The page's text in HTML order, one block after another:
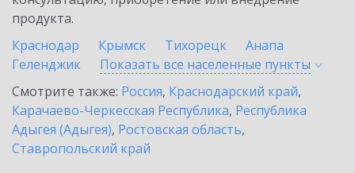
продукта.
Краснодар
Крымск Тихорецк
Анапа
Геленджик
Показать все населенные пункты
Смотрите также: Россия, Краснодарский край,
Карачаево-Черкесская Республика, Республика
Адыгея (Адыгея), Ростовская область,
Ставропольский край